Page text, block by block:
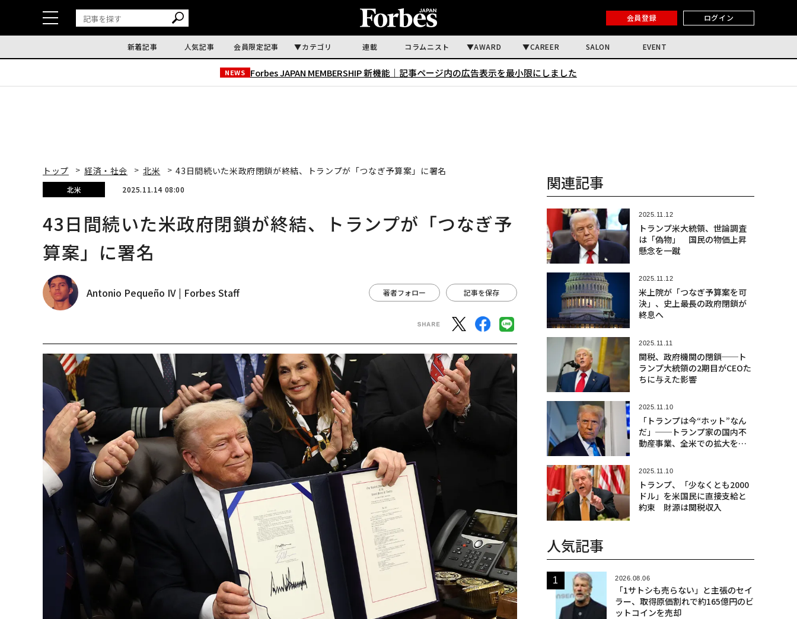
会員登録 ログイン
新着記事 人気記事 会員限定記事 カテゴリ 連載 コラムニスト AWARD CAREER SALON EVENT
NEWS Forbes JAPAN MEMBERSHIP 新機能｜ 記事ページ内の広告表示を最小限にしました
トップ 経済・社会 北米 43日間続いた米政府閉鎖が終結、トランプが「つなぎ予算案」に署名
北米 2025.11.14 08:00
43日間続いた米政府閉鎖が終結、トランプが「つなぎ予
算案」に署名
Antonio Pequeño IV | Forbes Staff 著者フォロー 記事を保存
関連記事
2025.11.12
トランプ米大統領、世論調査
は「偽物」 国民の物価上昇
懸念を一蹴
2025.11.12
米上院が「つなぎ予算案を可
決」、史上最長の政府閉鎖が
終息へ
2025.11.11
関税、政府機関の閉鎖──ト
ランプ大統領の2期目がCEOた
ちに与えた影響
2025.11.10
「トランプは今“ホット”なん
だ」──トランプ家の国内不
動産事業、全米での拡大を目
2025.11.10
トランプ、「少なくとも2000
ドル」を米国民に直接支給と
約束 財源は関税収入
人気記事
2026.08.06
「1サトシも売らない」と主張のセイ
ラー、取得原価割れで約165億円のビ
ットコインを売却